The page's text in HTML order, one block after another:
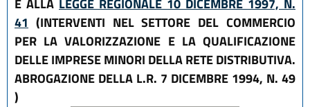
E ALLA LEGGE REGIONALE 10 DICEMBRE 1997, N.
41 (INTERVENTI NEL SETTORE DEL COMMERCIO
PER LA VALORIZZAZIONE E LA QUALIFICAZIONE
DELLE IMPRESE MINORI DELLA RETE DISTRIBUTIVA.
ABROGAZIONE DELLA L.R. 7 DICEMBRE 1994, N. 49
)